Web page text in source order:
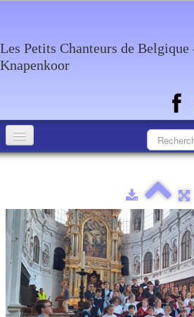
Les Petits Chanteurs de
Knapenkoor
Media
Calendar
Discography
Contact